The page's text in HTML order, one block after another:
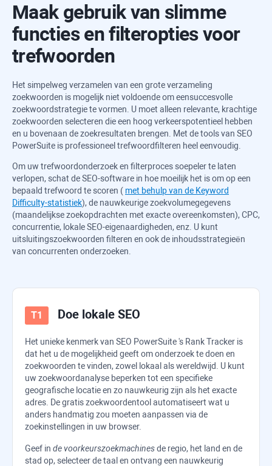
Maak gebruik van slimme
functies en filteropties voor
trefwoorden
Het simpelweg verzamelen van een grote verzameling
zoekwoorden is mogelijk niet voldoende om een ​​succesvolle
zoekwoordstrategie te vormen. U moet alleen relevante, krachtige
zoekwoorden selecteren die een hoog verkeerspotentieel hebben
en u bovenaan de zoekresultaten brengen. Met de tools van SEO
PowerSuite is professioneel trefwoordfilteren heel eenvoudig.
Om uw trefwoordonderzoek en filterproces soepeler te laten
verlopen, schat de SEO-software in hoe moeilijk het is om op een
bepaald trefwoord te scoren ( met behulp van de Keyword
Difficulty-statistiek), de nauwkeurige zoekvolumegegevens
(maandelijkse zoekopdrachten met exacte overeenkomsten), CPC,
concurrentie, lokale SEO-eigenaardigheden, enz. U kunt
uitsluitingszoekwoorden filteren en ook de inhoudsstrategieën
van concurrenten onderzoeken.
Doe lokale SEO
Het unieke kenmerk van SEO PowerSuite's Rank Tracker is
dat het u de mogelijkheid geeft om onderzoek te doen en
zoekwoorden te vinden, zowel lokaal als wereldwijd. U kunt
uw zoekwoordanalyse beperken tot een specifieke
geografische locatie en zo nauwkeurig zijn als het exacte
adres. De gratis zoekwoordentool automatiseert wat u
anders handmatig zou moeten aanpassen via de
zoekinstellingen in uw browser.
Geef in de voorkeurszoekmachinesde regio, het land en de
stad op, selecteer de taal en ontvang een nauwkeurig